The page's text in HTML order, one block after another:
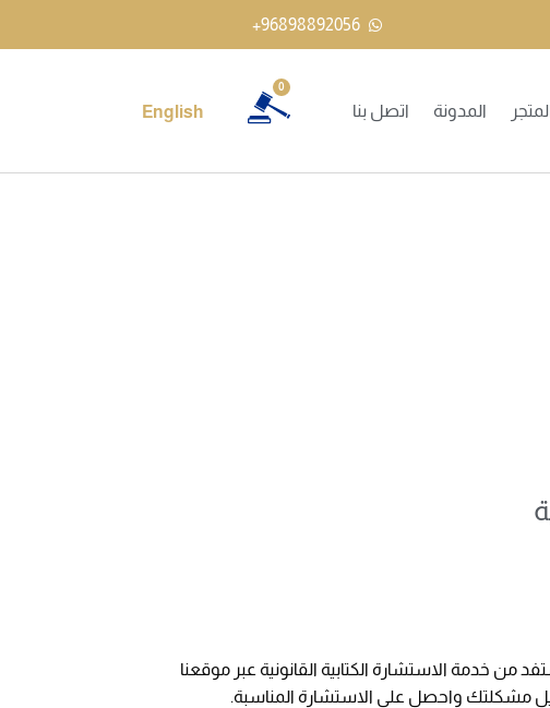
96898892056+
المدونة اتصل بنا
0
English
خدمة الاستشارة الكتابية القانونية عبر موقعنا
مشكلتك واحصل على الاستشارة المناسبة.